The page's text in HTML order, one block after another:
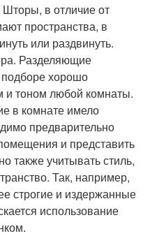
Шторы, в отличие от
пространства, в
или раздвинуть.
Разделяющие
хорошо
и тоном любой комнаты.
в комнате имело
предварительно
и представить
также учитывать стиль,
Так, например,
строгие и издержанные
использование